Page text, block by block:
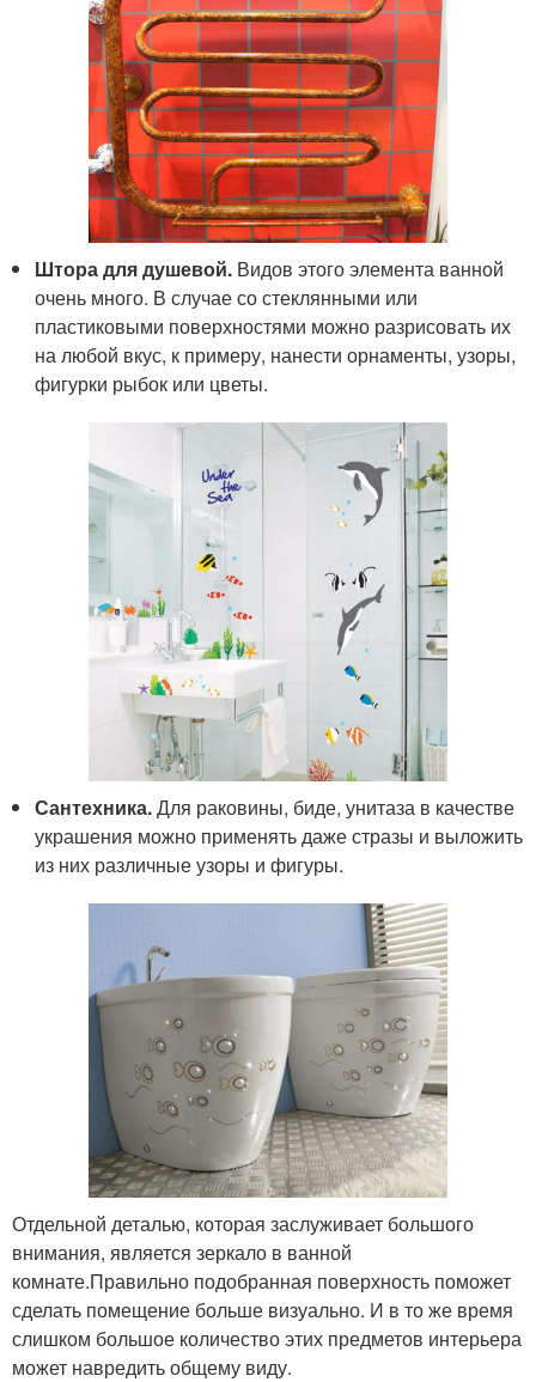
Штора для душевой. Видов этого элемента ванной
очень много. В случае со стеклянными или
пластиковыми поверхностями можно разрисовать их
на любой вкус, к примеру, нанести орнаменты, узоры,
фигурки рыбок или цветы.
Сантехника.Для раковины, биде, унитаза в качестве
украшения можно применять даже стразы и выложить
из них различные узоры и фигуры.
Отдельной деталью, которая заслуживает большого
внимания, является зеркало в ванной
комнате.Правильно подобранная поверхность поможет
сделать помещение больше визуально. И в то же время
слишком большое количество этих предметов интерьера
может навредить общему виду.